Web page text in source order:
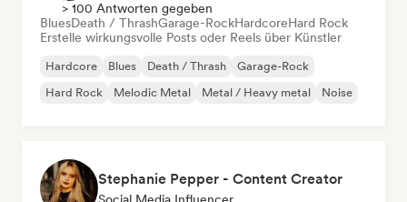
> 100 Antworten gegeben
BluesDeath / ThrashGarage-RockHardcoreHard Rock
Erstelle wirkungsvolle Posts oder Reels über Künstler
Hardcore Blues Death / Thrash
Garage-Rock
Hard Rock
Melodic Metal Metal / Heavy metal Noise
Stephanie Pepper - Content Creator